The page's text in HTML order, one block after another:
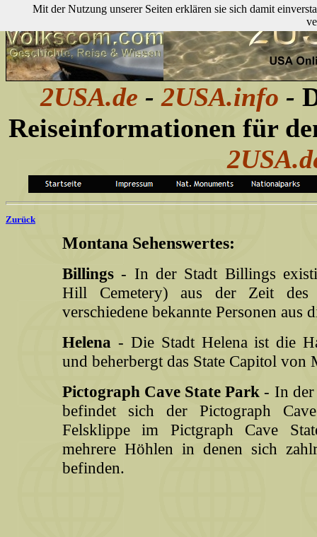
2USA.de - 2USA.info -
Reiseinformationen für
Zurück
Montana Sehenswertes:
Billings - In der Stadt Billings
Hill Cemetery) aus der Zeit des
verschiedene bekannte Personen aus
Helena - Die Stadt Helena ist die
und beherbergt das State Capitol von
Pictograph Cave State Park - In der
befindet sich der Pictograph
Felsklippe im Pictgraph Cave
mehrere Höhlen in denen sich
befinden.
Mit der Nutzung unserer Seiten erklären sie sich damit